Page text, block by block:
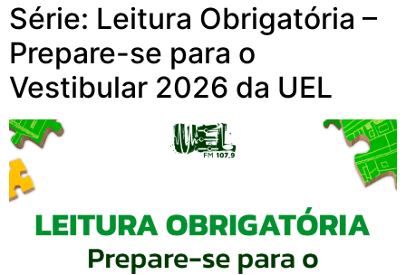
Série: Leitura Obrigatória –
Prepare-se para o
Vestibular 2026 da UEL